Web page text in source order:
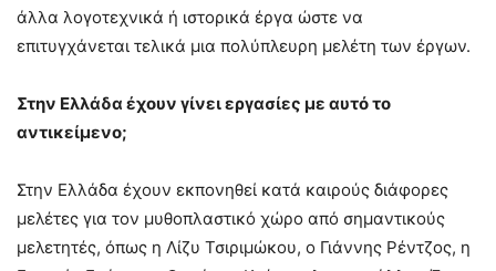
άλλα λογοτεχνικά ή ιστορικά έργα ώστε να
επιτυγχάνεται τελικά μια πολύπλευρη μελέτη των έργων.
Στην Ελλάδα έχουν γίνει εργασίες με αυτό το
αντικείμενο;
Στην Ελλάδα έχουν εκπονηθεί κατά καιρούς διάφορες
μελέτες για τον μυθοπλαστικό χώρο από σημαντικούς
μελετητές, όπως η Λίζυ Τσιριμώκου, ο Γιάννης Ρέντζος, η